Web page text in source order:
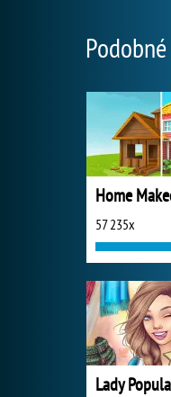
Home
57 235x
Lady